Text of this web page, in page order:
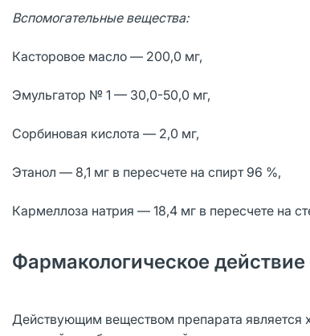
Вспомогательные вещества:
Касторовое масло — 200,0 мг,
Эмульгатор № 1 — 30,0-50,0 мг,
Сорбиновая кислота — 2,0 мг,
Этанол — 8,1 мг в пересчете на спирт 96 %,
Кармеллоза натрия — 18,4 мг в пересчете на
Фармакологическое действие
Действующим веществом препарата является